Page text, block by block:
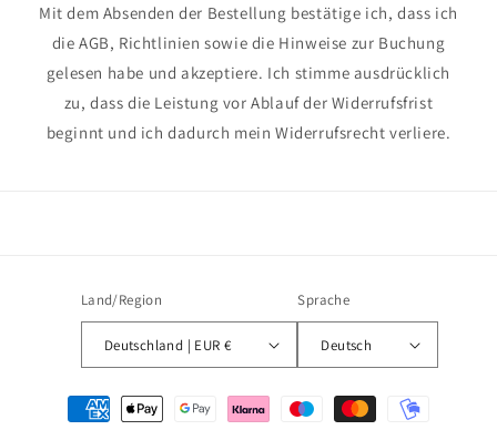
Mit dem Absenden der Bestellung bestätige ich, dass ich
die AGB, Richtlinien sowie die Hinweise zur Buchung
gelesen habe und akzeptiere. Ich stimme ausdrücklich
zu, dass die Leistung vor Ablauf der Widerrufsfrist
beginnt und ich dadurch mein Widerrufsrecht verliere.
Land/Region
Deutschland | EUR €
Sprache
Deutsch
Zahlungsmethoden